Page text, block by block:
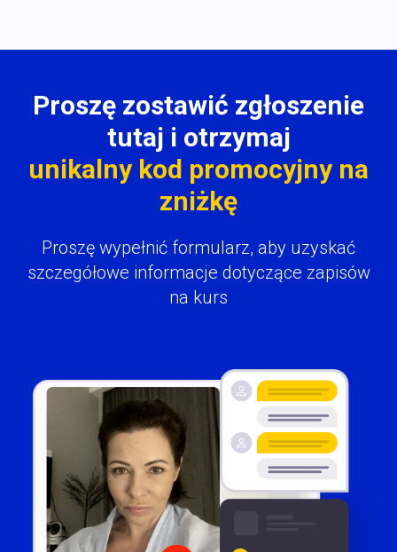
Proszę zostawić zgłoszenie
tutaj i otrzymaj
unikalny kod promocyjny na
zniżkę
Proszę wypełnić formularz, aby uzyskać
szczegółowe informacje dotyczące zapisów
na kurs